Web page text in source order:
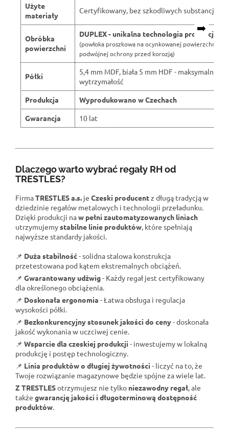
➡️
Użyte
materiały
Certyfikowany, bez szkodliwych substancji
Obróbka
powierzchni
DUPLEX - unikalna technologia produkcji
(powłoka proszkowa na ocynkowanej powierzchni dla
podwójnej ochrony przed korozją)
Półki
5,4 mm MDF, biała 5 mm HDF - maksymalna
wytrzymałość
Produkcja
Wyprodukowano w Czechach
Gwarancja
10 lat
Dlaczego warto wybrać regały RH od
TRESTLES?
FirmaTRESTLES a.s. je Czeski producentz długą tradycją w
dziedzinie regałów metalowych i technologii przeładunku.
Dzięki produkcji naw pełni zautomatyzowanych liniach
utrzymujemystabilne linie produktów , które spełniają
najwyższe standardy jakości.
📌 Duża stabilność- solidna stalowa konstrukcja
przetestowana pod kątem ekstremalnych obciążeń.
📌 Gwarantowany udźwig- Każdy regał jest certyfikowany
dla określonego obciążenia.
📌 Doskonała ergonomia - Łatwa obsługa i regulacja
wysokości półki.
📌 Bezkonkurencyjny stosunek jakości do ceny- doskonała
jakość wykonania w uczciwej cenie.
📌 Wsparcie dla czeskiej produkcji - inwestujemy w lokalną
produkcję i postęp technologiczny.
📌 Linia produktów o długiej żywotności - liczyć na to, że
Twoje rozwiązanie magazynowe będzie spójne za wiele lat.
Z TRESTLESotrzymujesz nie tylko niezawodny regał , ale
także gwarancję jakości i długoterminową dostępność
produktów